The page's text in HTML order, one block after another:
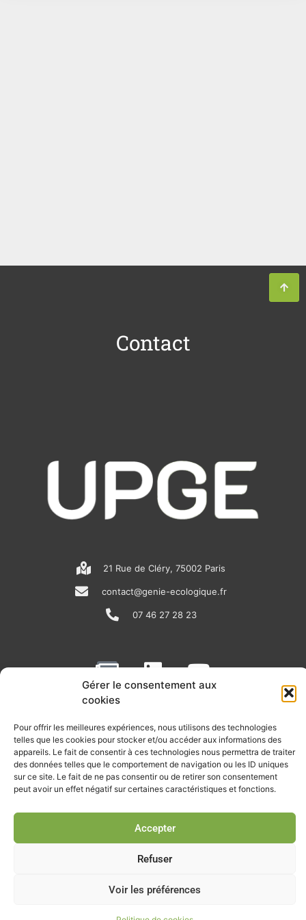
Gérer le consentement aux
cookies
Pour offrir les meilleures expériences, nous utilisons des technologies
telles que les cookies pour stocker et/ou accéder aux informations des
appareils. Le fait de consentir à ces technologies nous permettra de traiter
des données telles que le comportement de navigation ou les ID uniques
sur ce site. Le fait de ne pas consentir ou de retirer son consentement
peut avoir un effet négatif sur certaines caractéristiques et fonctions.
Accepter
Refuser
Voir les préférences
Contact
21 Rue de Cléry, 75002 Paris
contact@genie-ecologique.fr
07 46 27 28 23
N
e
w
s
p
a
p
e
L
i
k
e
d
i
n
Y
o
t
u
b
e
Retrouvez tous les mois les articles terrain de nos adhérents, les
rendez-vous importants de la filière, nos offres de stages et
d’emplois…
Je m'abonne à la lettre d'info